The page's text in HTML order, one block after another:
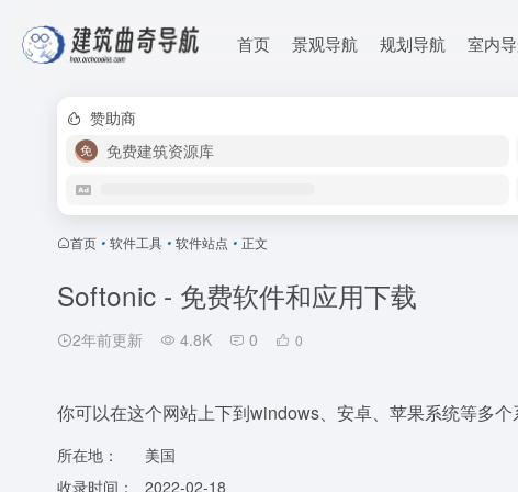
首页 景观导航 规划导航 室内
赞助商
免费建筑资源库
首页 • 软件工具 • 软件站点 • 正文
Softonic - 免费软件和应用下载
2年前更新 4.8K 0 0
你可以在这个网站上下到windows、安卓、苹果系统等多
所在地：
美国
收录时间：
2022-02-18